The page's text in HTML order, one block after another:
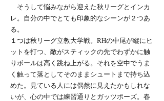
そうして悩みながら迎えた秋リーグとインカ
レ。自分の中でとても印象的なシーンが２つあ
る。
１つは秋リーグ立教大学戦。RHの中尾が縦にヒ
ットを打つ、敵がスティックの先でわずかに触
りボールは高く跳ね上がる。それを空中でうま
く触って落としてそのままシュートまで持ち込
めた。見ている人には偶然に見えたかもしれな
いが、心の中では練習通りとガッツポーズ。春